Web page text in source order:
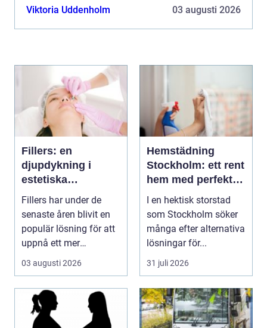
minskar behovet av en stor takfläkt och skapar e...
Viktoria Uddenholm 03 augusti 2026
Fillers: en
djupdykning i
estetiska
behandlingar
Fillers har under de
senaste åren blivit en
populär lösning för att
uppnå ett mer
ungdomligt och frä...
03 augusti 2026
Hemstädning
Stockholm: ett rent
hem med perfekt
glans
I en hektisk storstad
som Stockholm söker
många efter alternativa
lösningar för...
31 juli 2026